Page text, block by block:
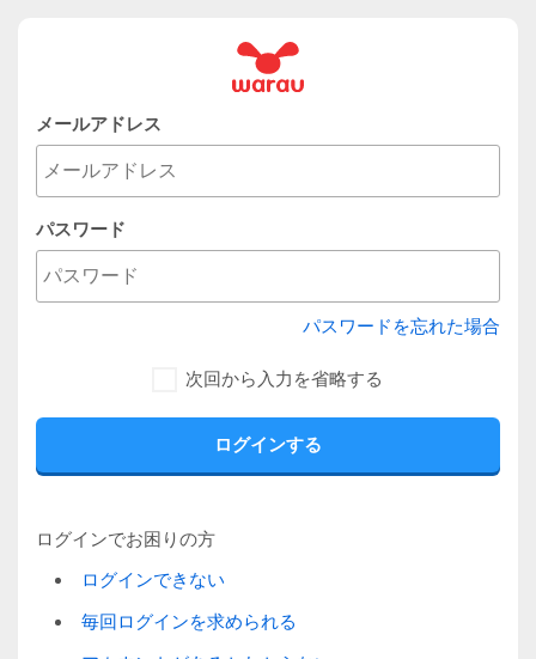
メールアドレス
パスワード
パスワードを忘れた場合
次回から入力を省略する
ログインでお困りの方
ログインできない
毎回ログインを求められる